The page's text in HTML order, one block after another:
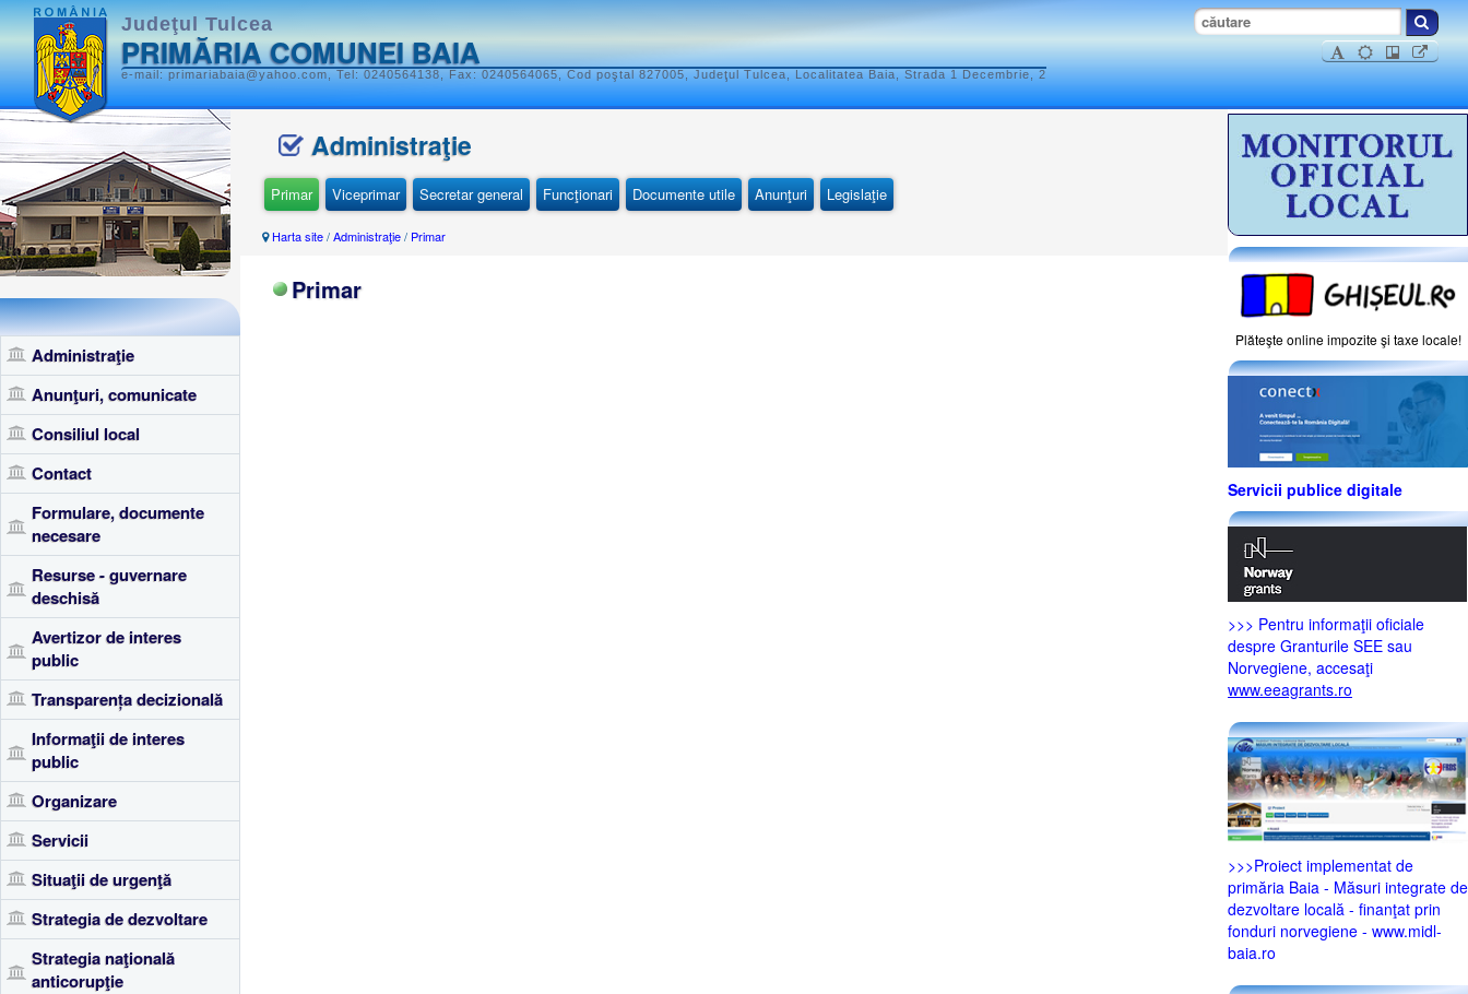
Judeţul Tulcea
PRIMĂRIA COMUNEI BAIA
e-mail: primariabaia@yahoo.com, Tel: 0240564138, Fax: 0240564065, Cod poştal 827005, Judeţul Tulcea, Localitatea Baia, Strada 1 Decembrie, 2
Administraţie
Anunţuri, comunicate
Consiliul local
Contact
Formulare, documente
necesare
Resurse - guvernare
deschisă
Avertizor de interes
public
Transparența decizională
Informaţii de interes
public
Organizare
Servicii
Situaţii de urgenţă
Strategia de dezvoltare
Strategia naţională
anticorupţie
Administraţie
Primar Viceprimar Secretar general Funcţionari Documente utile Anunţuri Legislaţie
Harta site/Administraţie/ Primar
Primar
Plăteşte online impozite şi taxe locale!
Servicii publice digitale
>>> Pentru informaţii oficiale
despre Granturile SEE sau
Norvegiene, accesaţi
www.eeagrants.ro
>>>Proiect implementat de
primăria Baia - Măsuri integrate de
dezvoltare locală - finanţat prin
fonduri norvegiene - www.midl-
baia.ro